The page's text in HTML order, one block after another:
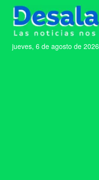
jueves, 6 de agosto de 2026